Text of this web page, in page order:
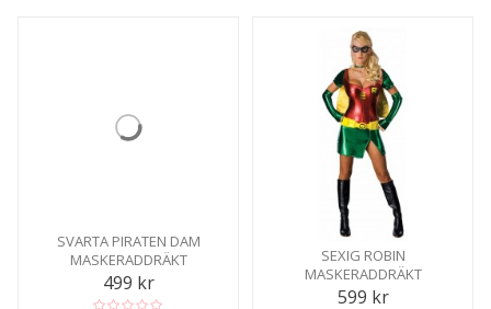
SVARTA PIRATEN DAM
MASKERADDRÄKT
499 kr
SEXIG ROBIN
MASKERADDRÄKT
599 kr